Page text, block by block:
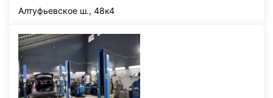
Алтуфьевское ш., 48к4